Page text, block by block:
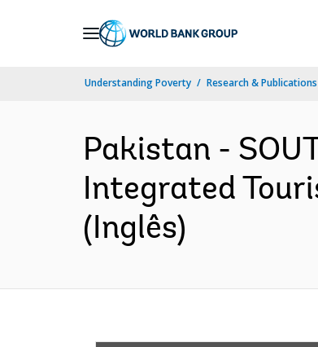
Understanding Poverty Research & Publications
Pakistan -
Integrated
(Inglês)